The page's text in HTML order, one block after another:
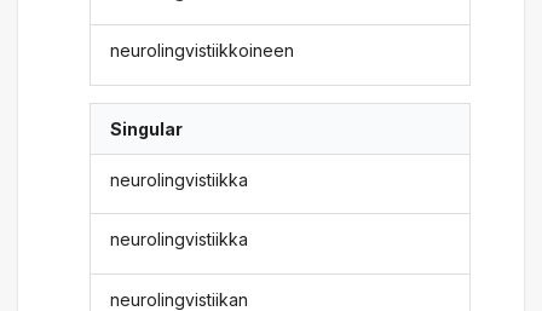
neurolingvistiikkoineen
Singular
neurolingvistiikka
neurolingvistiikka
neurolingvistiikan